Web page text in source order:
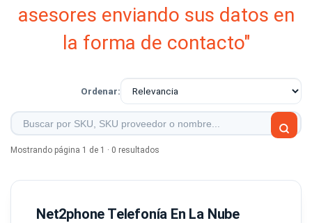
asesores enviando sus datos en
la forma de contacto"
Ordenar:
Mostrando página 1 de 1 · 0 resultados
Net2phone Telefonía En La Nube